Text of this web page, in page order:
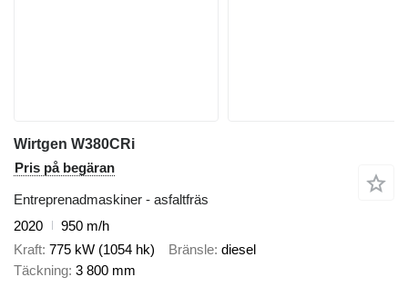
Wirtgen W380CRi
Pris på begäran
Entreprenadmaskiner - asfaltfräs
2020
950 m/h
Kraft 775 kW (1054 hk) Bränsle diesel
Täckning 3 800 mm